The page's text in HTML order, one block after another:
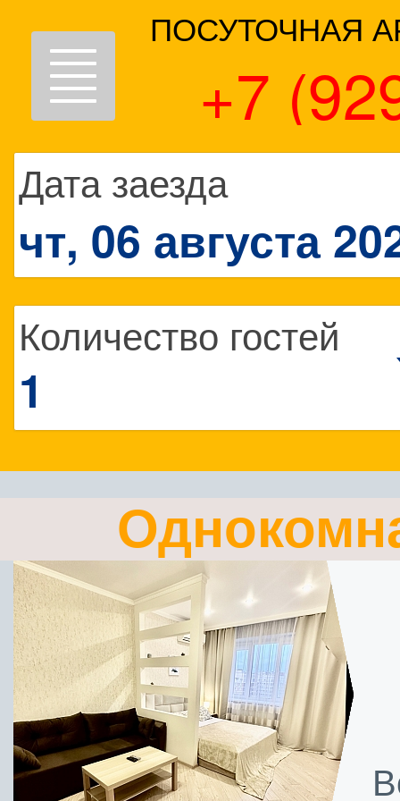
Toggle
navigation
ПОСУТОЧНАЯ
+7
Дата заезда
чт, 06 августа
Количество гостей
1